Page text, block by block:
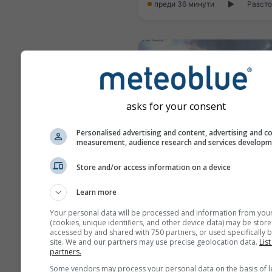
преди 36 минути
asks for your consent
Personalised advertising and content, advertising and
measurement, audience research and services
Store and/or access information on a device
Learn more
Your personal data will be processed and information from
(cookies, unique identifiers, and other device data) may be
accessed by and shared with 750 partners, or used specifically
site. We and our partners may use precise geolocation data.
partners.
Some vendors may process your personal data on the basis of